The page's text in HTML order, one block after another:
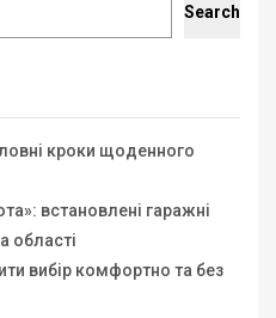
Search
кроки щоденного
встановлені гаражні
області
вибір комфортно та без